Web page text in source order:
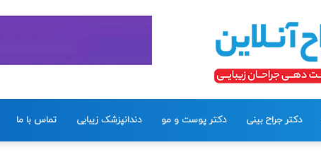
دکتر جراح بینی دکتر پوست و مو دندانپزشک زیبایی تماس با ما